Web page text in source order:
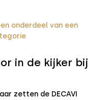
onderdeel van een
in de kijker bij
zetten de DECAVI